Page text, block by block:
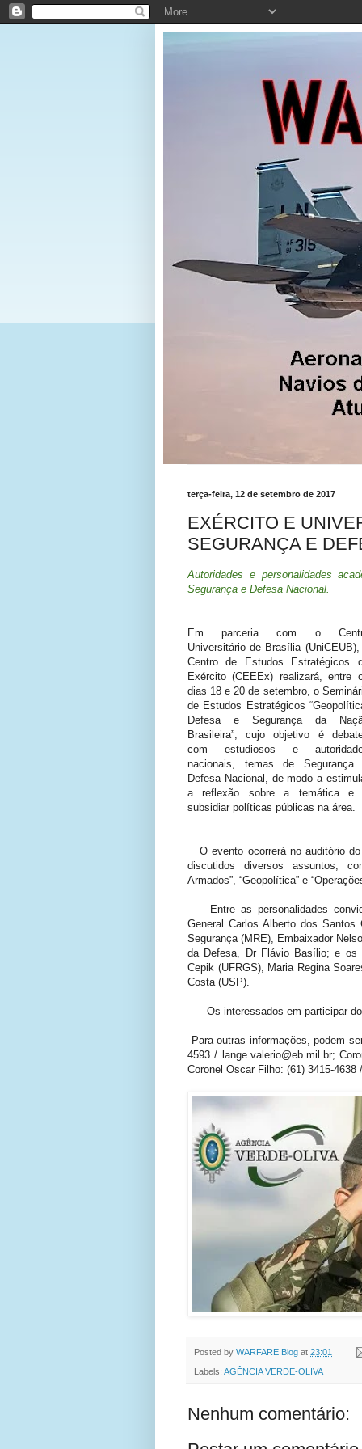
terça-feira, 12 de setembro de 2017
EXÉRCITO E
SEGURANÇA E
Autoridades e personalidades
Segurança e Defesa Nacional.
Em parceria com o
Universitário de Brasília
Centro de Estudos Estratégicos
Exército (CEEEx) realizará, entre
dias 18 e 20 de setembro, o
de Estudos Estratégicos
Defesa e Segurança da
Brasileira”, cujo objetivo é
com estudiosos e
nacionais, temas de Segurança
Defesa Nacional, de modo a
a reflexão sobre a temática e
subsidiar políticas públicas na área.
O evento ocorrerá no auditório
discutidos diversos assuntos,
Armados”, “Geopolítica” e
Entre as personalidades
General Carlos Alberto dos
Segurança (MRE), Embaixador
da Defesa, Dr Flávio Basílio; e os
Cepik (UFRGS), Maria Regina
Costa (USP).
Os interessados em participar do
Para outras informações, podem
4593 / lange.valerio@eb.mil.br;
Coronel Oscar Filho: (61) 3415-4638
Posted by WARFARE Blog at 23:01
Labels: AGÊNCIA VERDE-OLIVA
Nenhum comentário: